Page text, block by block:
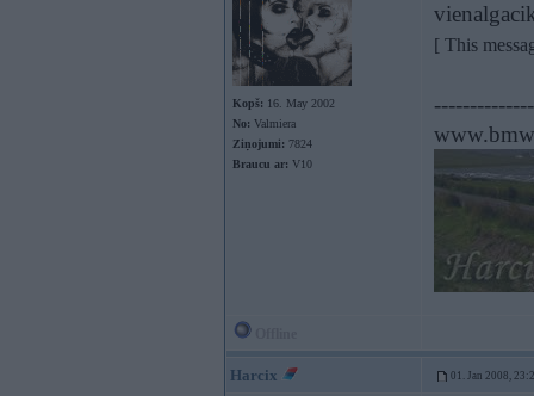
Kopš: 16. May 2002
No: Valmiera
Ziņojumi: 7824
Braucu ar: V10
[ This
Harcix 01. Jan 2008,